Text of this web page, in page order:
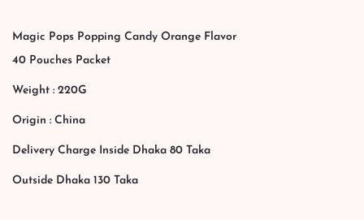
Magic Pops Popping Candy Orange Flavor
40 Pouches Packet
Weight : 220G
Origin : China
Delivery Charge Inside Dhaka 80 Taka
Outside Dhaka 130 Taka